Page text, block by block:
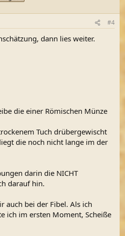
#4
dann lies weiter.
die einer Römischen Münze
Tuch drübergewischt
die noch nicht lange im der
darin die NICHT
darauf hin.
auch bei der Fibel. Als ich
ich im ersten Moment, Scheiße